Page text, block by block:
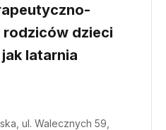
dzieci
latarnia
ul. Walecznych 59,